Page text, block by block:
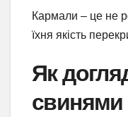
Кармали – це не
їхня якість
Як